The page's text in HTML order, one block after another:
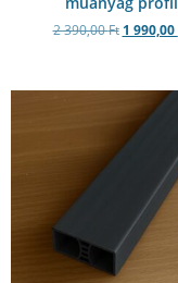
2 390,00Ft 1 990,00